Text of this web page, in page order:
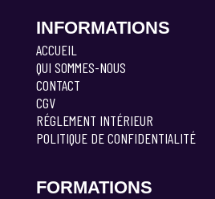
INFORMATIONS
ACCUEIL
QUI SOMMES-NOUS
CONTACT
CGV
RÉGLEMENT INTÉRIEUR
POLITIQUE DE CONFIDENTIALITÉ
FORMATIONS